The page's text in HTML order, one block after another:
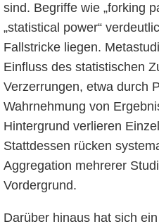
sind. Begriffe wie „forking
„statistical power“
Fallstricke liegen.
Einfluss des statistischen
Verzerrungen, etwa durch
Wahrnehmung von
Hintergrund verlieren
Stattdessen rücken
Aggregation mehrerer
Vordergrund.
Darüber hinaus hat sich